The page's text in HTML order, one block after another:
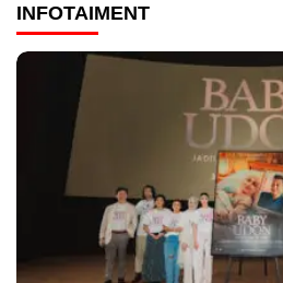
INFOTAIMENT